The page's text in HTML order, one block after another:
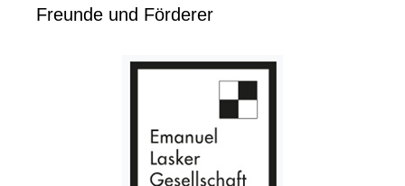
Freunde und Förderer